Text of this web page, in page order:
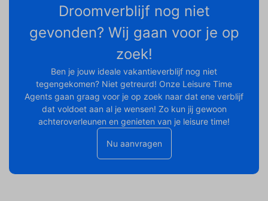
Droomverblijf nog niet
gevonden? Wij gaan voor je op
zoek!
Ben je jouw ideale vakantieverblijf nog niet
tegengekomen? Niet getreurd! Onze Leisure Time
Agents gaan graag voor je op zoek naar dat ene verblijf
dat voldoet aan al je wensen! Zo kun jij gewoon
achteroverleunen en genieten van je leisure time!
Nu aanvragen